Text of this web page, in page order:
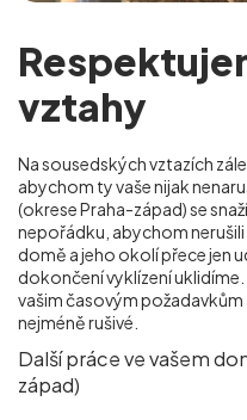
vztahy
Na sousedských vztazích
abychom ty vaše nijak
(okrese Praha-západ) se
nepořádku, abychom
domě a jeho okolí přece jen
dokončení vyklízení
vašim časovým
nejméně rušivé.
Další práce ve vašem
západ)